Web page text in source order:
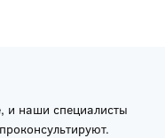
и наши специалисты